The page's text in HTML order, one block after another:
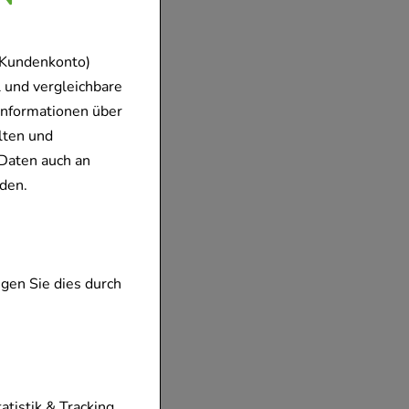
vergleichbare
über
und
auch an
Sie dies durch